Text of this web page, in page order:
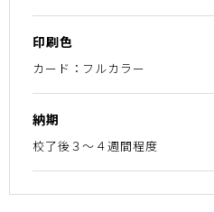
印刷色
カード：フルカラー
納期
校了後３〜４週間程度